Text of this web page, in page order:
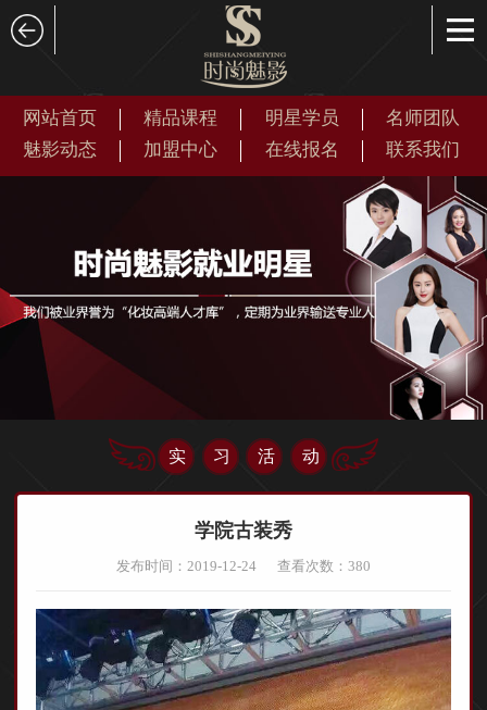
网站首页 精品课程 明星学员
名师团队
魅影动态
加盟中心 在线报名 联系我们
实习活动
学院古装秀
发布时间：2019-12-24 查看次数： 380